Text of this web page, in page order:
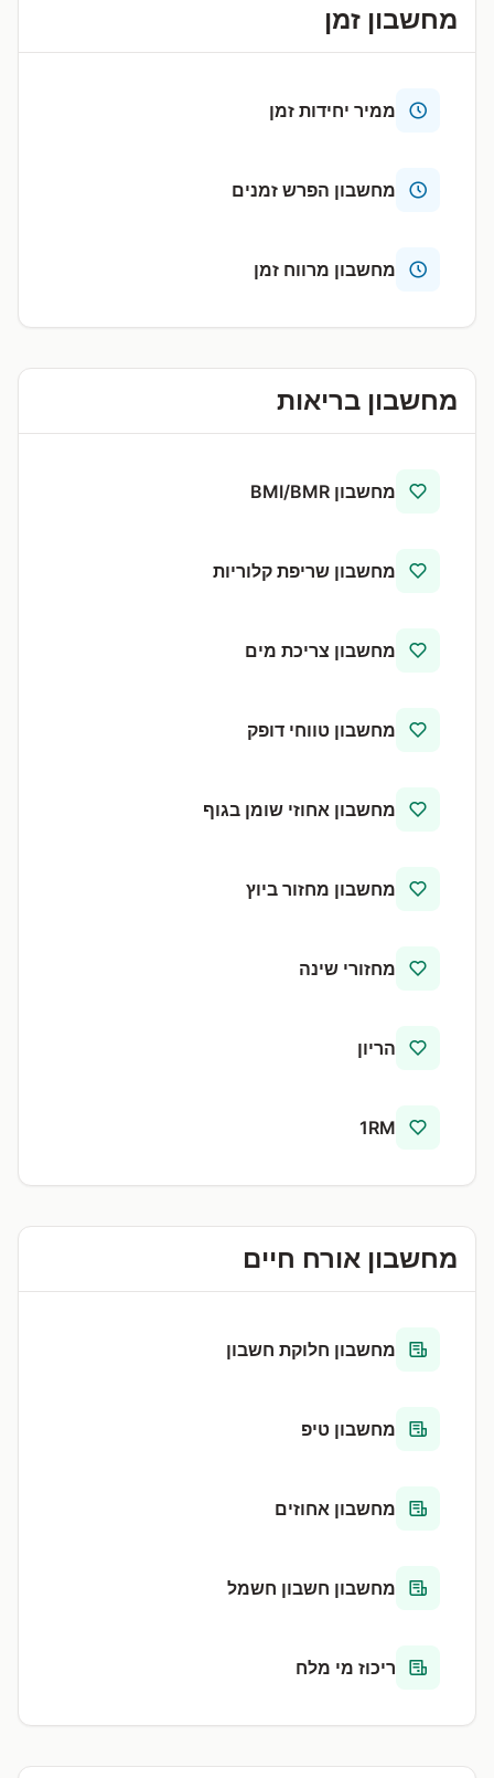
מחשבון זמן
ממיר יחידות זמן
מחשבון הפרש זמנים
מחשבון מרווח זמן
מחשבון בריאות
מחשבון BMI/BMR
מחשבון שריפת קלוריות
מחשבון צריכת מים
מחשבון טווחי דופק
מחשבון אחוזי שומן בגוף
מחשבון מחזור ביוץ
מחזורי שינה
הריון
1RM
מחשבון אורח חיים
מחשבון חלוקת חשבון
מחשבון טיפ
מחשבון אחוזים
מחשבון חשבון חשמל
ריכוז מי מלח